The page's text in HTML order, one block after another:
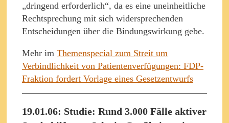
„dringend erforderlich“, da es eine uneinheitliche
Rechtsprechung mit sich widersprechenden
Entscheidungen über die Bindungswirkung gebe.
Mehr im Themenspecial zum Streit um
Verbindlichkeit von Patientenverfügungen: FDP-
Fraktion fordert Vorlage eines Gesetzentwurfs
19.01.06: Studie: Rund 3.000 Fälle aktiver